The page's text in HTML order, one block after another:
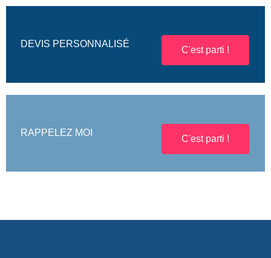
DEVIS PERSONNALISÉ
C'est parti !
RAPPELEZ MOI
C'est parti !